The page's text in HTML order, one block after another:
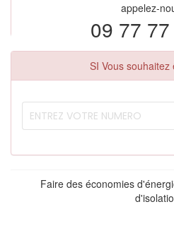
appelez-
09 77
SI Vous souhaitez
Faire des économies